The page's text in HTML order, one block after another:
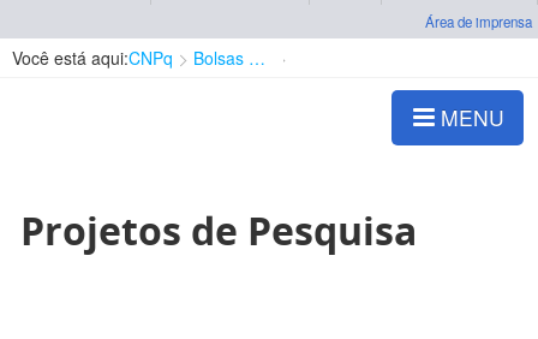
Área de imprensa
Você está aqui:CNPq Bolsas e Auxílios Vigentes
MENU
Projetos de Pesquisa